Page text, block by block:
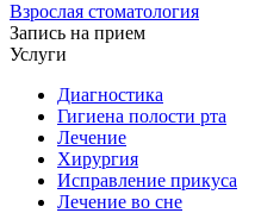
Взрослая стоматология
Запись на прием
Услуги
Диагностика
Гигиена полости рта
Лечение
Хирургия
Исправление прикуса
Лечение во сне